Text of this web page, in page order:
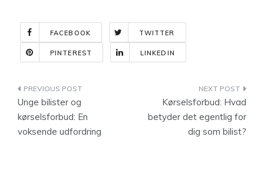
FACEBOOK TWITTER
PINTEREST LINKEDIN
Indlægsnavigation
Unge bilister og
kørselsforbud: En
voksende udfordring
Kørselsforbud: Hvad
betyder det egentlig for
dig som bilist?